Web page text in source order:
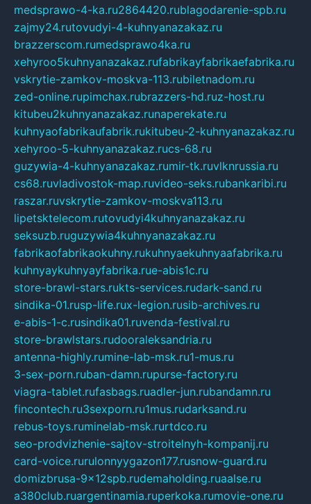
medsprawo-4-ka.ru2864420.rublagodarenie-spb.ru
zajmy24.rutovudyi-4-kuhnyanazakaz.ru
brazzerscom.rumedsprawo4ka.ru
xehyroo5kuhnyanazakaz.rufabrikayfabrikaefabrika.ru
vskrytie-zamkov-moskva-113.rubiletnadom.ru
zed-online.rupimchax.rubrazzers-hd.ruz-host.ru
kitubeu2kuhnyanazakaz.runaperekate.ru
kuhnyaofabrikaufabrik.rukitubeu-2-kuhnyanazakaz.ru
xehyroo-5-kuhnyanazakaz.rucs-68.ru
guzywia-4-kuhnyanazakaz.rumir-tk.ruvlknrussia.ru
cs68.ruvladivostok-map.ruvideo-seks.rubankaribi.ru
raszar.ruvskrytie-zamkov-moskva113.ru
lipetsktelecom.rutovudyi4kuhnyanazakaz.ru
seksuzb.ruguzywia4kuhnyanazakaz.ru
fabrikaofabrikaokuhny.rukuhnyaekuhnyaafabrika.ru
kuhnyaykuhnyayfabrika.rue-abis1c.ru
store-brawl-stars.rukts-services.rudark-sand.ru
sindika-01.rusp-life.rux-legion.rusib-archives.ru
e-abis-1-c.rusindika01.ruvenda-festival.ru
store-brawlstars.rudooraleksandria.ru
antenna-highly.rumine-lab-msk.ru1-mus.ru
3-sex-porn.ruban-damn.rupurse-factory.ru
viagra-tablet.rufasbags.ruadler-jun.rubandamn.ru
fincontech.ru3sexporn.ru1mus.rudarksand.ru
rebus-toys.ruminelab-msk.rurtdco.ru
seo-prodvizhenie-sajtov-stroitelnyh-kompanij.ru
card-voice.rurulonnyygazon177.rusnow-guard.ru
domizbrusa-9x12spb.rudemaholding.ruaalse.ru
a380club.ruargentinamia.ruperkoka.rumovie-one.ru